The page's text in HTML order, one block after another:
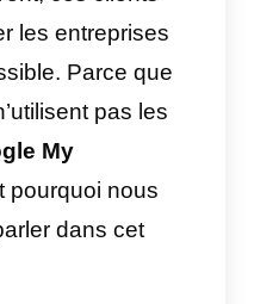
le sera plus
My Business
que les
les entreprises n’y
d’attention.
souhaite